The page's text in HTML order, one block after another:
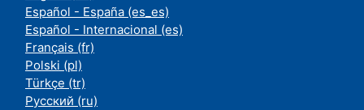
Español - España ‎(es_es)‎
Español - Internacional ‎(es)‎
Français ‎(fr)‎
Polski ‎(pl)‎
Türkçe ‎(tr)‎
Русский ‎(ru)‎